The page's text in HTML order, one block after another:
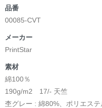
品番
00085-CVT
メーカー
PrintStar
素材
綿100％
190g/m2 17/- 天竺
杢グレー : 綿80%、ポリエス